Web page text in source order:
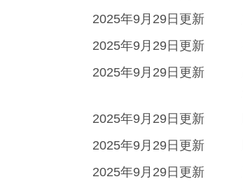
2025年9月29日更新
2025年9月29日更新
2025年9月29日更新
2025年9月29日更新
2025年9月29日更新
2025年9月29日更新